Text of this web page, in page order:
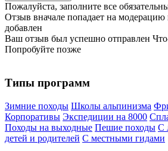
Пожалуйста, заполните все
Отзыв вначале попадает на модерацию
добавлен
Ваш отзыв был успешно отправлен
Попробуйте позже
Типы программ
Зимние походы Школы альпинизма
Корпоративы Экспедиции на 8000
Походы на выходные Пешие походы С
детей и родителей С местными гидами